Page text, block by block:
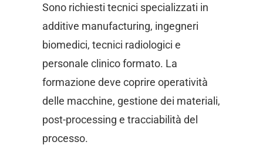
Sono richiesti tecnici specializzati in
additive manufacturing, ingegneri
biomedici, tecnici radiologici e
personale clinico formato. La
formazione deve coprire operatività
delle macchine, gestione dei materiali,
post-processing e tracciabilità del
processo.